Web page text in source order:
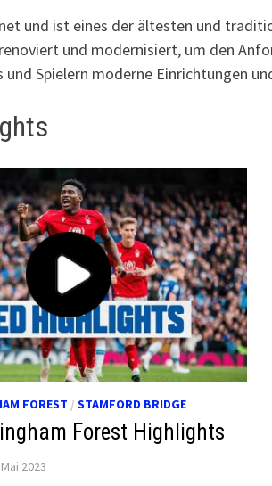
und ist eines der ältesten und
und modernisiert, um den
und Spielern moderne Einrichtungen
FOREST /STAMFORD BRIDGE
Forest Highlights
2023